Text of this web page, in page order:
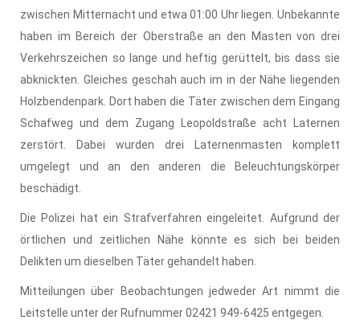
zwischen Mitternacht und etwa 01:00 Uhr liegen. Unbekannte
haben im Bereich der Oberstraße an den Masten von drei
Verkehrszeichen so lange und heftig gerüttelt, bis dass sie
abknickten. Gleiches geschah auch im in der Nähe liegenden
Holzbendenpark. Dort haben die Täter zwischen dem Eingang
Schafweg und dem Zugang Leopoldstraße acht Laternen
zerstört. Dabei wurden drei Laternenmasten komplett
umgelegt und an den anderen die Beleuchtungskörper
beschädigt.
Die Polizei hat ein Strafverfahren eingeleitet. Aufgrund der
örtlichen und zeitlichen Nähe könnte es sich bei beiden
Delikten um dieselben Täter gehandelt haben.
Mitteilungen über Beobachtungen jedweder Art nimmt die
Leitstelle unter der Rufnummer 02421 949-6425 entgegen.